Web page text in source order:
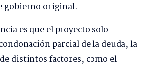
gobierno original.
es que el proyecto solo
parcial de la deuda, la
distintos factores, como el